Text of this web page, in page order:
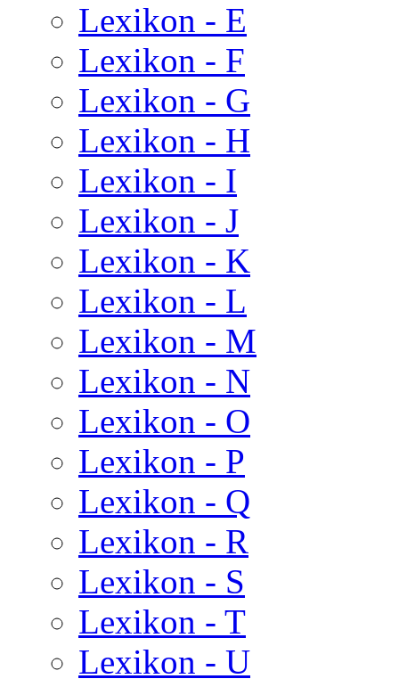
Lexikon - E
Lexikon - F
Lexikon - G
Lexikon - H
Lexikon - I
Lexikon - J
Lexikon - K
Lexikon - L
Lexikon - M
Lexikon - N
Lexikon - O
Lexikon - P
Lexikon - Q
Lexikon - R
Lexikon - S
Lexikon - T
Lexikon - U